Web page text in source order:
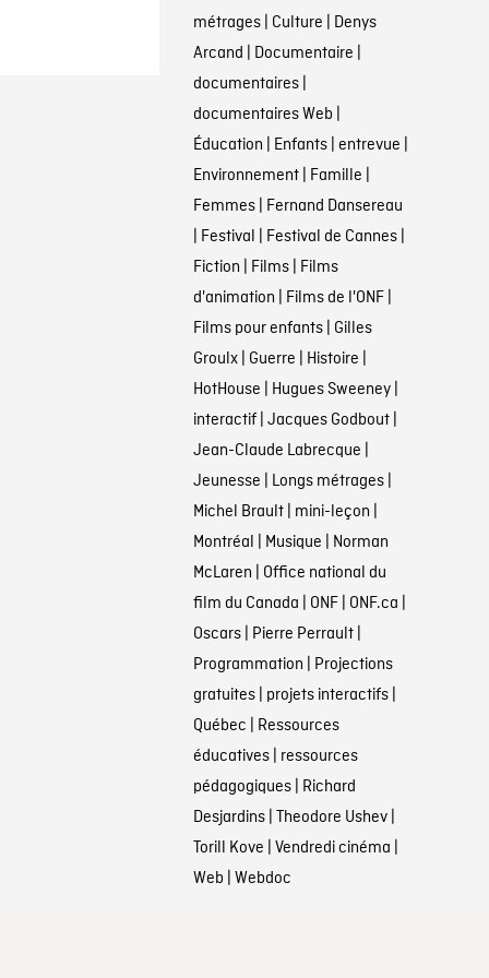
métrages| Culture | Denys
Arcand | Documentaire |
documentaires|
documentaires Web |
Éducation | Enfants| entrevue |
Environnement| Famille |
Femmes| Fernand Dansereau
| Festival | Festival de Cannes|
Fiction | Films| Films
d'animation | Films de l'ONF|
Films pour enfants| Gilles
Groulx| Guerre | Histoire |
HotHouse | Hugues Sweeney|
interactif| Jacques Godbout|
Jean-Claude Labrecque |
Jeunesse | Longs métrages|
Michel Brault| mini-leçon |
Montréal | Musique | Norman
McLaren | Office national du
film du Canada | ONF| ONF.ca |
Oscars| Pierre Perrault|
Programmation | Projections
gratuites| projets interactifs|
Québec | Ressources
éducatives| ressources
pédagogiques| Richard
Desjardins| Theodore Ushev|
Torill Kove | Vendredi cinéma |
Web | Webdoc